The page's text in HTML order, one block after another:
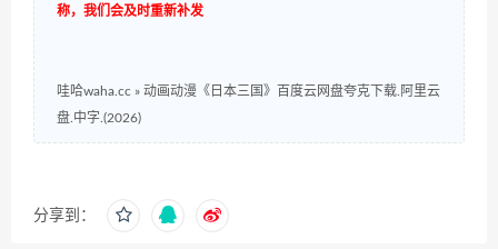
称，我们会及时重新补发
哇哈waha.cc » 动画动漫《日本三国》百度云网盘夸克下载.阿里云
盘.中字.(2026)
分享到：